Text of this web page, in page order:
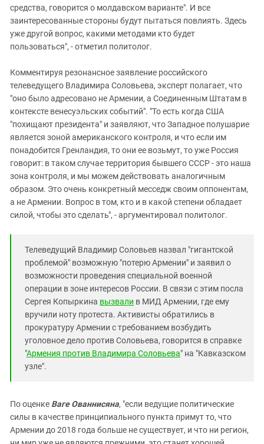
средства, говорится о молдавском варианте". И все
заинтересованные стороны будут пытаться повлиять. Здесь
уже другой вопрос, какими методами кто будет
пользоваться", - отметил политолог.
Комментируя резонансное заявление российского
телеведущего Владимира Соловьева, эксперт полагает, что
"оно было адресовано не Армении, а Соединенным Штатам в
контексте венесуэльских событий". "То есть когда США
"похищают президента" и заявляют, что Западное полушарие
является зоной американского контроля, и что если им
понадобится Гренландия, то они ее возьмут, то уже Россия
говорит: в таком случае территория бывшего СССР - это наша
зона контроля, и мы можем действовать аналогичным
образом. Это очень конкретный месседж своим оппонентам,
а не Армении. Вопрос в том, кто и в какой степени обладает
силой, чтобы это сделать", - аргументировал политолог.
Телеведущий Владимир Соловьев назвал "гигантской
проблемой" возможную "потерю Армении" и заявил о
возможности проведения специальной военной
операции в зоне интересов России. В связи с этим посла
Сергея Копыркина вызвали в МИД Армении, где ему
вручили ноту протеста. Активисты обратились в
прокуратуру Армении с требованием возбудить
уголовное дело против Соловьева, говорится в справке
"Армения против Владимира Соловьева" на "Кавказском
узле".
По оценке Ваге Ованнисяна, "если ведущие политические
силы в качестве принципиального пункта примут то, что
Армении до 2018 года больше не существует, и что ни регион,